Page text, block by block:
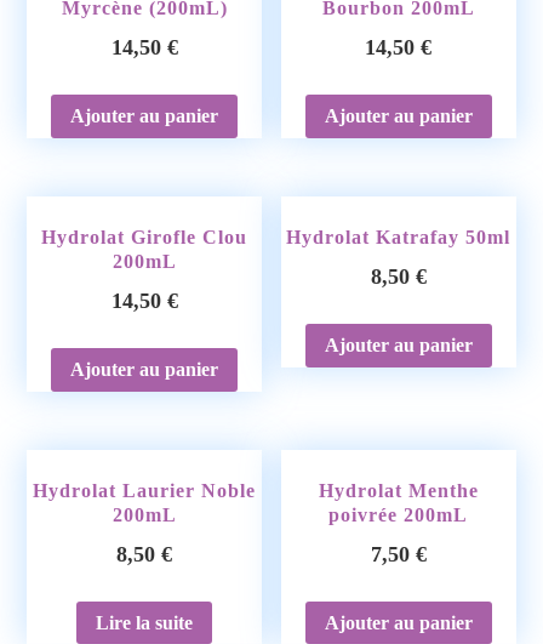
Myrcène (200mL)
14,50 €
Ajouter au panier
Bourbon 200mL
14,50€
Ajouter au panier
Hydrolat Girofle Clou
200mL
14,50 €
Ajouter au panier
Hydrolat Katrafay 50ml
8,50 €
Ajouter au panier
Hydrolat Laurier Noble
200mL
8,50€
Lire la suite
Hydrolat Menthe
poivrée 200mL
7,50 €
Ajouter au panier